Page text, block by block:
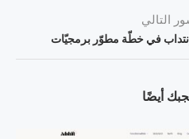
التالي
في خطّة مطوّر برمجيّات
أيضًا